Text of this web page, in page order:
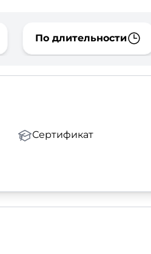
По длительности
Сертификат